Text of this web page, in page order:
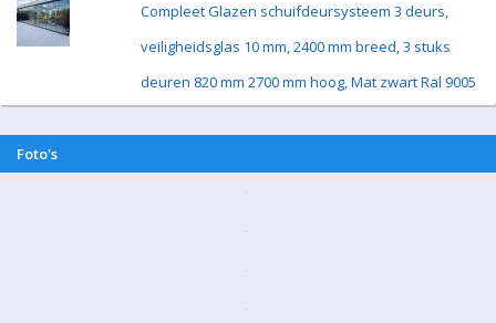
Compleet Glazen schuifdeursysteem 3 deurs,
veiligheidsglas 10 mm, 2400 mm breed, 3 stuks
deuren 820 mm 2700 mm hoog, Mat zwart Ral 9005
Foto's